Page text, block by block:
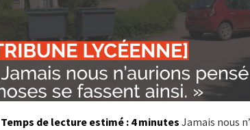
Temps de lecture estimé : 4minutes Jamais nous